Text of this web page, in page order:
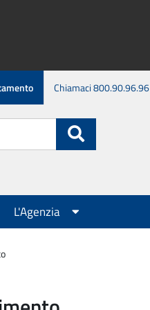
Chiamaci 800.90.96.96
L'Agenzia